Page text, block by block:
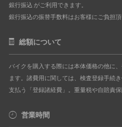
銀行振込 がご利用できます。
銀行振込の振替手数料はお客様にご負担
総額について
バイクを購入する際には本体価格の他に
ます。諸費用に関しては、検査登録手続
支払う「登録諸経費」。重量税や自賠責
営業時間